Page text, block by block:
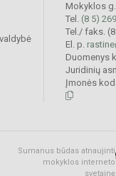
Mokyklos
Tel. (8 5)
Tel./ faks.
El. p.
Duomenys
Juridinių
Įmonės
Sumanus būdas atnaujinti
mokyklos interneto
svetainę